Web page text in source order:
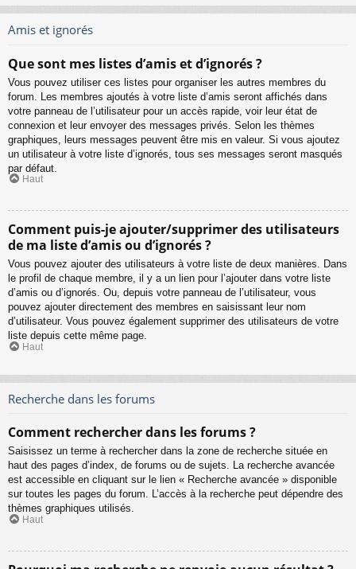
Amis et ignorés
Que sont mes listes d’amis et d’ignorés ?
Vous pouvez utiliser ces listes pour organiser les autres membres du
forum. Les membres ajoutés à votre liste d’amis seront affichés dans
votre panneau de l’utilisateur pour un accès rapide, voir leur état de
connexion et leur envoyer des messages privés. Selon les thèmes
graphiques, leurs messages peuvent être mis en valeur. Si vous ajoutez
un utilisateur à votre liste d’ignorés, tous ses messages seront masqués
par défaut.
Haut
Comment puis-je ajouter/supprimer des utilisateurs
de ma liste d’amis ou d’ignorés ?
Vous pouvez ajouter des utilisateurs à votre liste de deux manières. Dans
le profil de chaque membre, il y a un lien pour l’ajouter dans votre liste
d’amis ou d’ignorés. Ou, depuis votre panneau de l’utilisateur, vous
pouvez ajouter directement des membres en saisissant leur nom
d’utilisateur. Vous pouvez également supprimer des utilisateurs de votre
liste depuis cette même page.
Haut
Recherche dans les forums
Comment rechercher dans les forums ?
Saisissez un terme à rechercher dans la zone de recherche située en
haut des pages d’index, de forums ou de sujets. La recherche avancée
est accessible en cliquant sur le lien « Recherche avancée » disponible
sur toutes les pages du forum. L’accès à la recherche peut dépendre des
thèmes graphiques utilisés.
Haut